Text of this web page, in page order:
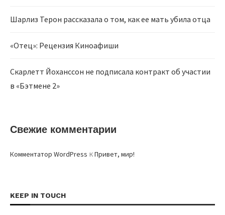
Шарлиз Терон рассказала о том, как ее мать убила отца
«Отец»: Рецензия Киноафиши
Скарлетт Йоханссон не подписала контракт об участии
в «Бэтмене 2»
Свежие комментарии
Комментатор WordPress кПривет, мир!
KEEP IN TOUCH